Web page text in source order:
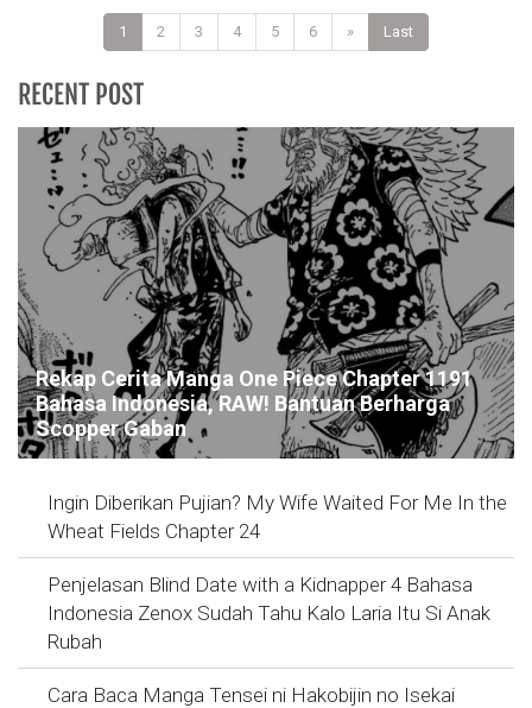
1 2 3 4 5 6 » Last
RECENT POST
Rekap Cerita Manga One Piece Chapter 1191
Bahasa Indonesia, RAW! Bantuan Berharga
Scopper Gaban
Ingin Diberikan Pujian? My Wife Waited For Me In the
Wheat Fields Chapter 24
Penjelasan Blind Date with a Kidnapper 4 Bahasa
Indonesia Zenox Sudah Tahu Kalo Laria Itu Si Anak
Rubah
Cara Baca Manga Tensei ni Hakobijin no Isekai